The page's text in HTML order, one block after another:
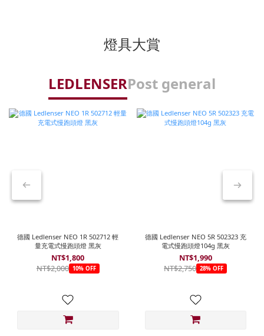
燈具大賞
LEDLENSERPost general
德國 Ledlenser NEO 1R 502712 輕
量充電式慢跑頭燈 黑灰
NT$1,800
NT$2,000 10% OFF
德國 Ledlenser NEO 5R 502323 充
電式慢跑頭燈104g 黑灰
NT$1,990
NT$2,750 28% OFF